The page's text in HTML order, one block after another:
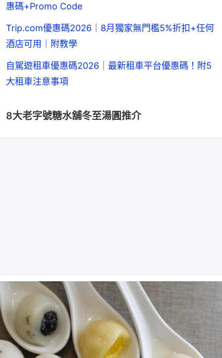
惠碼+Promo Code
Trip.com優惠碼2026｜8月獨家無門檻5%折扣+任何
酒店可用｜附教學
自駕遊租車優惠碼2026｜最新租車平台優惠碼！附5
大租車注意事項
8大老字號糖水舖冬至湯圓推介